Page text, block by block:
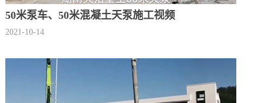
50米泵车、50米混凝土天泵施工视频
2021-10-14